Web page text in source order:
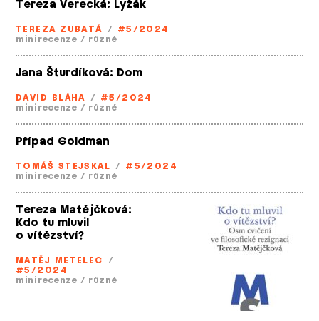
Tereza Verecká: Lyžák
TEREZA ZUBATÁ / #5/2024
minirecenze / různé
Jana Šturdíková: Dom
DAVID BLÁHA / #5/2024
minirecenze / různé
Případ Goldman
TOMÁŠ STEJSKAL / #5/2024
minirecenze / různé
Tereza Matějčková:
Kdo tu mluvil
o vítězství?
MATĚJ METELEC /
#5/2024
minirecenze / různé